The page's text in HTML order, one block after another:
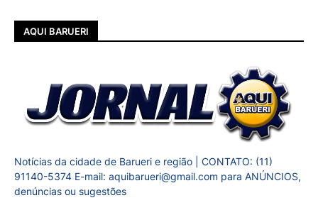
AQUI BARUERI
Notícias da cidade de Barueri e região | CONTATO: (11)
91140-5374 E-mail: aquibarueri@gmail.com para ANÚNCIOS,
denúncias ou sugestões